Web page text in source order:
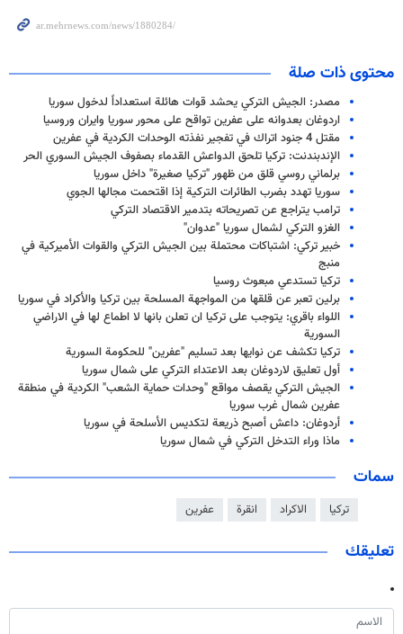
محتوى ذات صلة
مصدر: الجيش التركي يحشد قوات هائلة استعداداً لدخول سوريا
اردوغان بعدوانه على عفرين تواقح على محور سوريا وايران وروسيا
مقتل 4 جنود اتراك في تفجير نفذته الوحدات الكردية في عفرين
الإندبندنت: تركيا تلحق الدواعش القدماء بصفوف الجيش السوري الحر
برلماني روسي قلق من ظهور "تركيا صغيرة" داخل سوريا
سوريا تهدد بضرب الطائرات التركية إذا اقتحمت مجالها الجوي
ترامب يتراجع عن تصريحاته بتدمير الاقتصاد التركي
الغزو التركي لشمال سوريا "عدوان"
خبير تركي: اشتباكات محتملة بين الجيش التركي والقوات الأميركية في
منبج
تركيا تستدعي مبعوث روسيا
برلين تعبر عن قلقها من المواجهة المسلحة بين تركيا والأكراد في سوريا
اللواء باقري: يتوجب على تركيا ان تعلن بانها لا اطماع لها في الاراضي
السورية
تركيا تكشف عن نوايها بعد تسليم "عفرين" للحكومة السورية
أول تعليق لاردوغان بعد الاعتداء التركي على شمال سوريا
الجيش التركي يقصف مواقع "وحدات حماية الشعب" الكردية في منطقة
عفرين شمال غرب سوريا
أردوغان: داعش أصبح ذريعة لتكديس الأسلحة في سوريا
ماذا وراء التدخل التركي في شمال سوريا
سمات
تركيا الاكراد انقرة عفرين
تعليقك